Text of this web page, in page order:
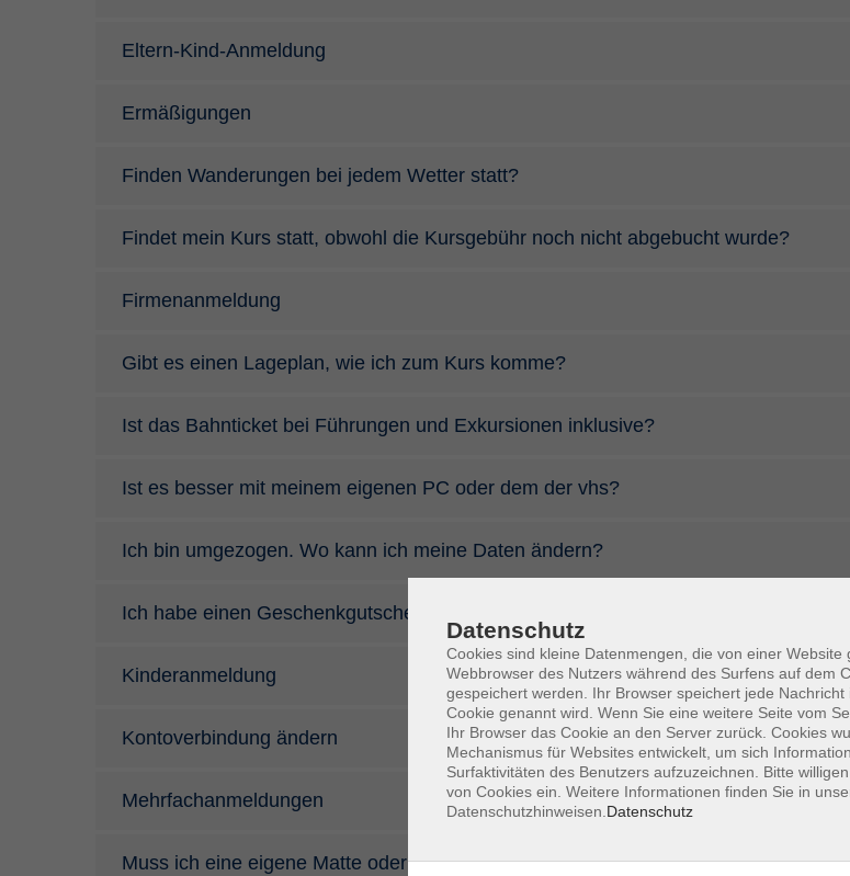
Eltern-Kind-Anmeldung
Ermäßigungen
Finden Wanderungen bei jedem Wetter statt?
Findet mein Kurs statt, obwohl die Kursgebühr noch nicht abgebucht wurde?
Firmenanmeldung
Gibt es einen Lageplan, wie ich zum Kurs komme?
Ist das Bahnticket bei Führungen und Exkursionen inklusive?
Ist es besser mit meinem eigenen PC oder dem der vhs?
Ich bin umgezogen. Wo kann ich meine Daten ändern?
Ich habe einen Geschenkgutschein. Wie löse ich diesen ein?
Kinderanmeldung
Kontoverbindung ändern
Mehrfachanmeldungen
Muss ich eine eigene Matte oder sonstiges zum Gesundheitskurs mitbringen?
Datenschutz
Cookies sind kleine Datenmengen, die von einer Website
Webbrowser des Nutzers während des Surfens auf dem
gespeichert werden. Ihr Browser speichert jede
Cookie genannt wird. Wenn Sie eine weitere Seite vom
Ihr Browser das Cookie an den Server zurück. Cookies
Mechanismus für Websites entwickelt, um sich
Surfaktivitäten des Benutzers aufzuzeichnen. Bitte
von Cookies ein. Weitere Informationen finden Sie in
Datenschutzhinweisen. Datenschutz